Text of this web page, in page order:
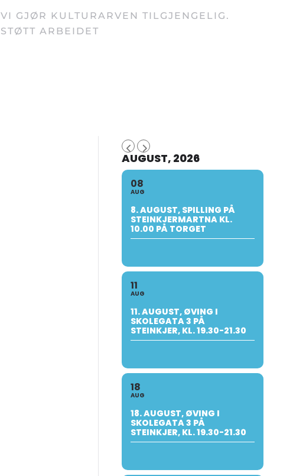
VI GJØR KULTURARVEN TILGJENGELIG.
STØTT ARBEIDET
AUGUST, 2026
08
AUG
8. AUGUST, SPILLING PÅ
STEINKJERMARTNA KL.
10.00 PÅ TORGET
11
AUG
11. AUGUST, ØVING I
SKOLEGATA 3 PÅ
STEINKJER, KL. 19.30-21.30
18
AUG
18. AUGUST, ØVING I
SKOLEGATA 3 PÅ
STEINKJER, KL. 19.30-21.30